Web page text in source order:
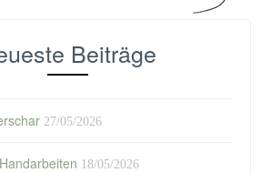
Beiträge
27/05/2026
18/05/2026